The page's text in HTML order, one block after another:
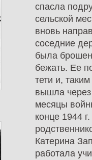
спасла
сельской
вновь
соседние
была
бежать. Ее
тети и,
вышла
месяцы
конце 1944
Катерина
работала